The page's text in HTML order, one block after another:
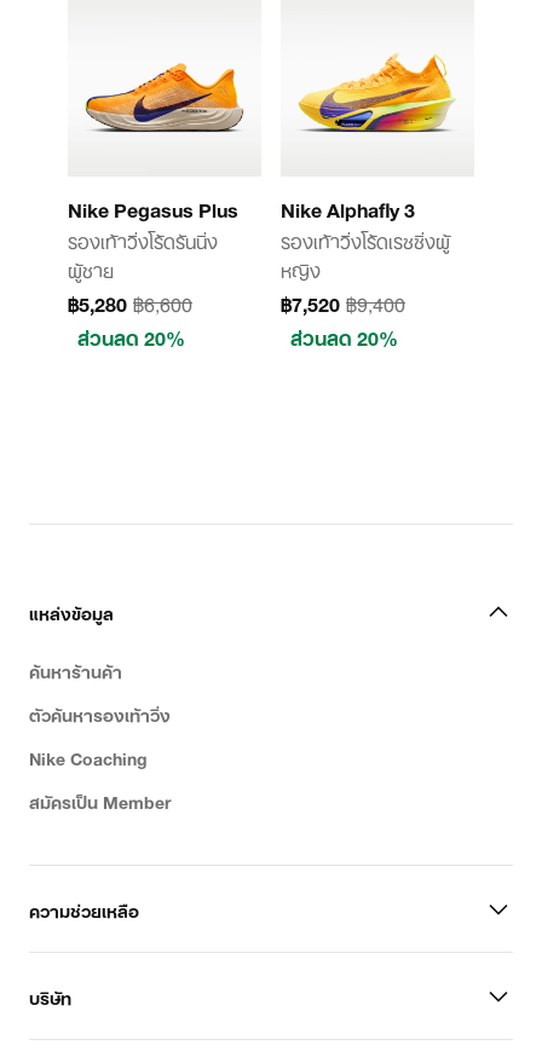
Nike Pegasus Plus
รองเท้าวิ่งโร้ดรันนิ่ง
ผู้ชาย
฿5,280฿6,600
ส่วนลด 20%
Nike Alphafly 3
รองเท้าวิ่งโร้ดเรซซิ่งผู้
หญิง
฿7,520฿9,400
ส่วนลด 20%
แหล่งข้อมูล
ค้นหาร้านค้า
ตัวค้นหารองเท้าวิ่ง
Nike Coaching
สมัครเป็น Member
ความช่วยเหลือ
บริษัท